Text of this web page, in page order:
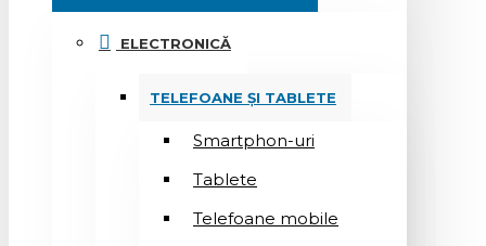
ELECTRONICĂ
TELEFOANE ȘI TABLETE
Smartphon-uri
Tablete
Telefoane mobile